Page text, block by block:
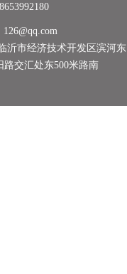
沂市经济技术开发区滨河东
路交汇处东500米路南